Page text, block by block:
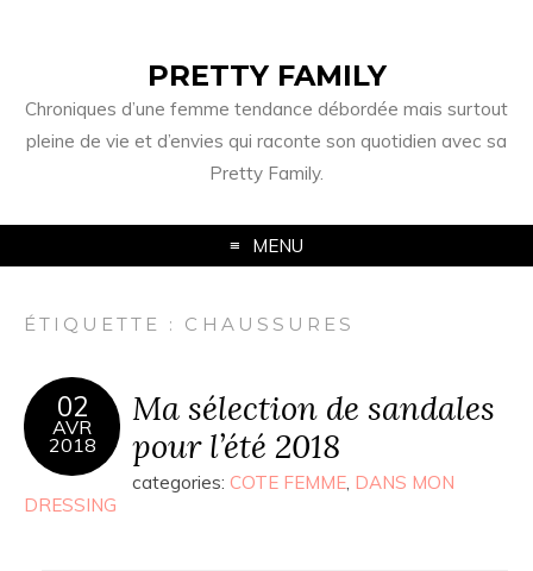
PRETTY FAMILY
Chroniques d’une femme tendance débordée mais surtout
pleine de vie et d’envies qui raconte son quotidien avec sa
Pretty Family.
MENU
ÉTIQUETTE : CHAUSSURES
02
AVR
2018
Ma sélection de sandales
pour l’été 2018
categories: COTE FEMME, DANS MON
DRESSING